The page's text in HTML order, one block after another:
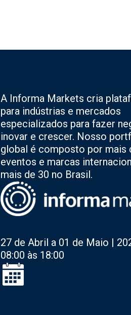
A Informa Markets cria
para indústrias e mercados
especializados para fazer
inovar e crescer. Nosso
global é composto por mais
eventos e marcas
mais de 30 no Brasil.
27 de Abril a 01 de Maio |
08:00 às 18:00